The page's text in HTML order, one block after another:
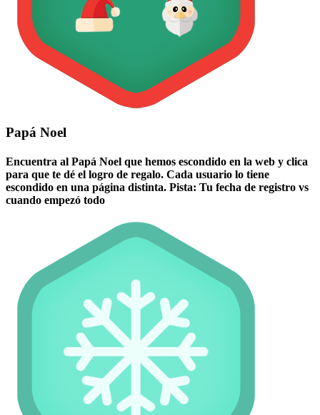
Papá Noel
Encuentra al Papá Noel que hemos escondido en la web y clica
para que te dé el logro de regalo. Cada usuario lo tiene
escondido en una página distinta. Pista: Tu fecha de registro vs
cuando empezó todo